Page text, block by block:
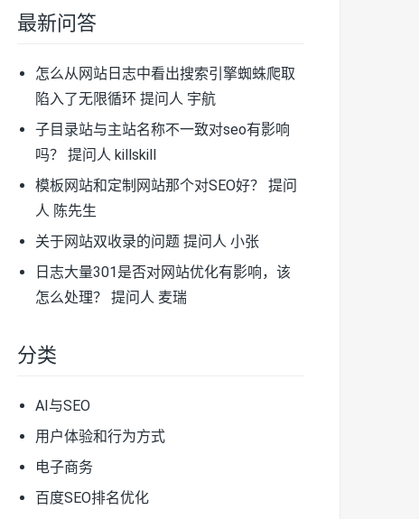
最新问答
怎么从网站日志中看出搜索引擎蜘蛛爬取
陷入了无限循环 提问人 宇航
子目录站与主站名称不一致对seo有影响
吗？
提问人 killskill
模板网站和定制网站那个对SEO好？
提问
人 陈先生
关于网站双收录的问题提问人 小张
日志大量301是否对网站优化有影响，该
怎么处理？
提问人 麦瑞
分类
AI与SEO
用户体验和行为方式
电子商务
百度SEO排名优化